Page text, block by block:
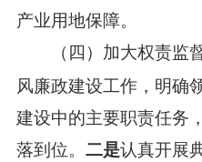
产业用地保障。
（四）加大权责监
风廉政建设工作，明确
建设中的主要职责任务
落到位。 二是认真开展